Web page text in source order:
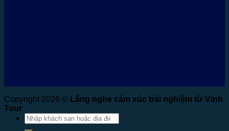
Copyright 2026 © Lắng nghe cảm xúc trải nghiệm từ Vinh
Tour
Tìm
kiếm: